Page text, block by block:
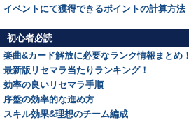
イベントにて獲得できるポイントの計算方法
初心者必読
楽曲&カード解放に必要なランク情報まとめ！
最新版リセマラ当たりランキング！
効率の良いリセマラ手順
序盤の効率的な進め方
スキル効果&理想のチーム編成